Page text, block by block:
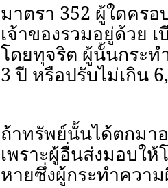
มาตรา 352 ผู้ใดคร
เจ้าของรวมอยู่ด้วย
โดยทุจริต ผู้นั้นกระท
3 ปี หรือปรับไม่เกิน
ถ้าทรัพย์นั้นได้ตกมา
เพราะผู้อื่นส่งมอบใ
หายซึ่งผู้กระทำควา